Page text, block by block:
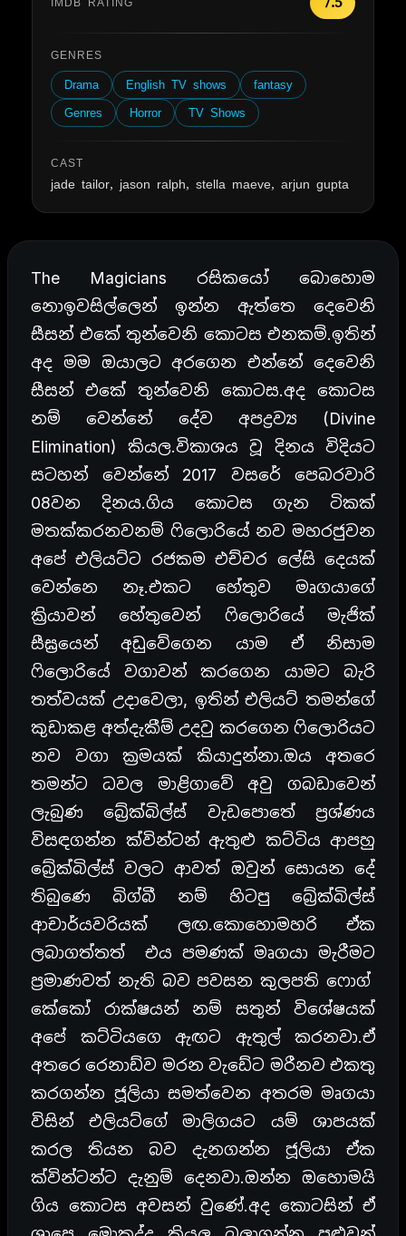
GENRES
Drama English TV shows
fantasy
Genres
Horror TV Shows
CAST
jade tailor, jason ralph, stella maeve, arjun gupta
The Magicians රසිකයෝ බොහොම
නොඉවසිල්ලෙන් ඉන්න ඇත්තෙ දෙවෙනි
සීසන් එකේ තුන්වෙනි කොටස එනකම්.ඉතින්
අද මම ඔයාලට අරගෙන එන්නේ දෙවෙනි
සීසන් එකේ තුන්වෙනි කොටස.අද කොටස
නම් වෙන්නේ දේව අපද්‍රව්‍ය (Divine
Elimination) කියල.විකාශය වූ දිනය විදියට
සටහන් වෙන්නේ 2017 වසරේ පෙබරවාරි
08වන දිනය.ගිය කොටස ගැන ටිකක්
මතක්කරනවනම් ෆිලොරියේ නව මහරජුවන
අපේ එලියට්ට රජකම එච්චර ලේසි දෙයක්
වෙන්නෙ නෑ.එකට හේතුව මෘගයාගේ
ක්‍රියාවන් හේතුවෙන් ෆිලොරියේ මැජික්
සීඝ්‍රයෙන් අඩුවේගෙන යාම ඒ නිසාම
ෆිලොරියේ වගාවන් කරගෙන යාමට බැරි
තත්වයක් උදාවෙලා, ඉතින් එලියට් තමන්ගේ
කුඩාකළ අත්දැකීම් උදවු කරගෙන ෆිලොරියට
නව වගා ක්‍රමයක් කියාදුන්නා.ඔය අතරෙ
තමන්ට ධවල මාළිගාවේ අවු ගබඩාවෙන්
ලැබුණ බ්‍රේක්බිල්ස් වැඩපොතේ ප්‍රශ්ණය
විසඳගන්න ක්වින්ටන් ඇතුළු කට්ටිය ආපහු
බ්‍රේක්බිල්ස් වලට ආවත් ඔවුන් සොයන දේ
තිබුණෙ බිග්බී නම් හිටපු බ්‍රේක්බිල්ස්
ආචාර්යවරියක් ලඟ.කොහොමහරි ඒක
ලබාගත්තත් එය පමණක් මෘගයා මැරීමට
ප්‍රමාණවත් නැති බව පවසන කුලපති ෆොග්
කේකෝ රාක්ෂයන් නම් සතුන් විශේෂයක්
අපේ කට්ටියගෙ ඇඟට ඇතුල් කරනවා.ඒ
අතරෙ රෙනාඩ්ව මරන වැඩේට මරීනව එකතු
කරගන්න ජූලියා සමත්වෙන අතරම මෘගයා
විසින් එලියට්ගේ මාලිගයට යම් ශාපයක්
කරල තියන බව දැනගන්න ජූලියා ඒක
ක්වින්ටන්ට දැනුම් දෙනවා.ඔන්න ඔහොමයි
ගිය කොටස අවසන් වුණේ.අද කොටසින් ඒ